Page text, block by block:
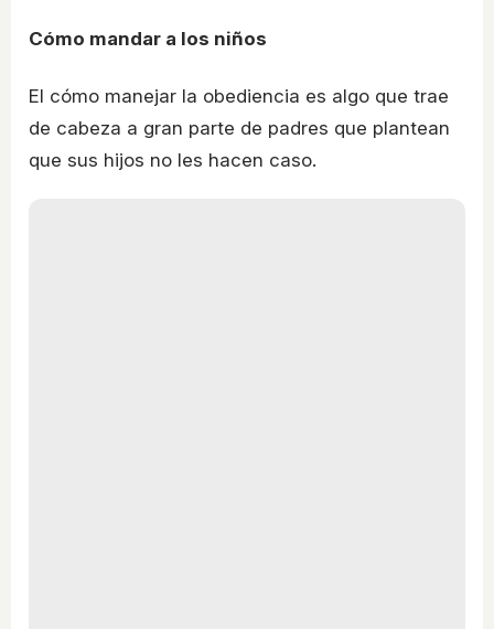
Cómo mandar a los niños
El cómo manejar la obediencia es algo que trae
de cabeza a gran parte de padres que plantean
que sus hijos no les hacen caso.